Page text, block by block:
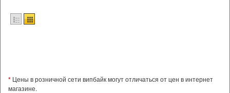
* Цены в розничной сети випбайк могут отличаться от цен в интернет
магазине.